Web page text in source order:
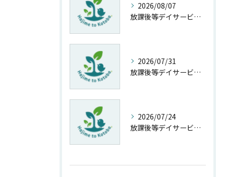
2026/08/07
放課後等デイサービスの問題点と福岡県柳川市大和町豊原で安心して選ぶための具体策
2026/07/31
放課後等デイサービスのブランド戦略で選ばれる施設を実現するための実践ガイド
2026/07/24
放課後等デイサービスと法律を踏まえた新基準運営のポイント徹底解説